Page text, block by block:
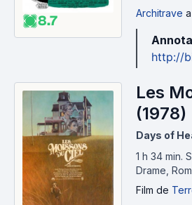
8.7
Architrave
http://
Les
(1978)
Days of
1 h 34 min.
Drame,
Film de